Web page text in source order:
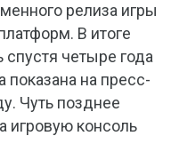
релиза игры
В итоге
спустя четыре года
показана на пресс-
Чуть позднее
игровую консоль